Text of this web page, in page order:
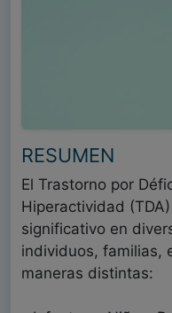
RESUMEN
El Trastorno por
Hiperactividad
significativo en
individuos, familias,
maneras distintas: